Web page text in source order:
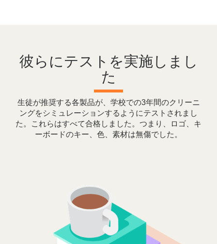
彼らにテストを実施しまし
た
生徒が推奨する各製品が、学校での3年間のクリーニ
ングをシミュレーションするようにテストされまし
た。これらはすべて合格しました。つまり、ロゴ、キ
ーボードのキー、色、素材は無傷でした。